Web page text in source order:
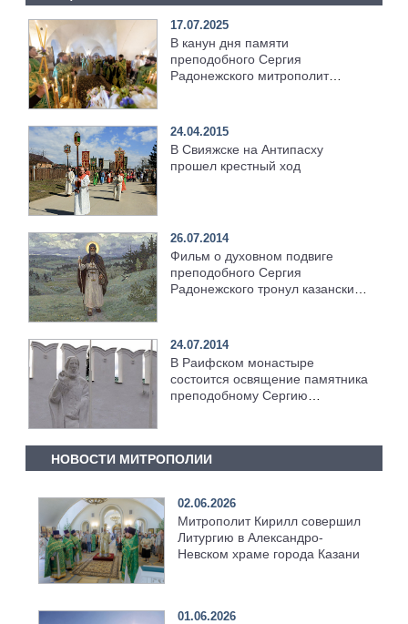
17.07.2025
В канун дня памяти
преподобного Сергия
Радонежского митрополит
Предтеченском монастыре
24.04.2015
В Свияжске на Антипасху
прошел крестный ход
26.07.2014
Фильм о духовном подвиге
преподобного Сергия
Радонежского тронул казанских
24.07.2014
В Раифском монастыре
состоится освящение памятника
преподобному Сергию
НОВОСТИ МИТРОПОЛИИ
02.06.2026
Митрополит Кирилл совершил
Литургию в Александро-
Невском храме города Казани
01.06.2026